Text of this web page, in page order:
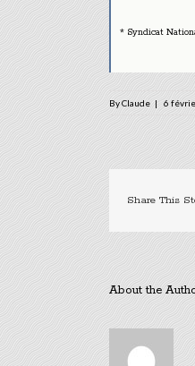
* Syndicat
ByClaude | 6
Share This
About the